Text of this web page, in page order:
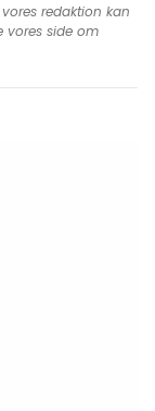
redaktion kan
vores side om